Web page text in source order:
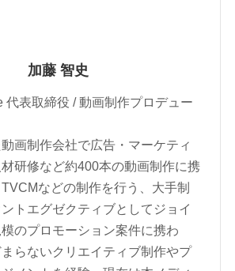
加藤 智史
代表取締役 / 動画制作プロデュー
画制作会社で広告・マーケティ
研修など約400本の動画制作に携
などの制作を行う、大手制
トエグゼクティブとしてジョイ
のプロモーション案件に携わ
らないクリエイティブ制作やプ